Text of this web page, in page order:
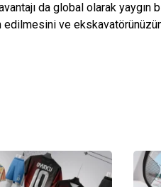
da global olarak yaygın
edilmesini ve